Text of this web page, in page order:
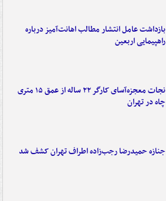
بازداشت عامل انتشار مطالب اهانت‌آمیز درباره
راهپیمایی اربعین
نجات معجزه‌آسای کارگر ۲۲ ساله از عمق ۱۵ متری
چاه در تهران
جنازه حمیدرضا رجب‌زاده اطراف تهران کشف شد